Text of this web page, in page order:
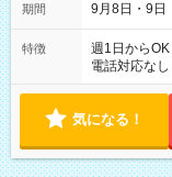
期間 9月8日・9日
特徴 週1日からOK
電話対応なし
気になる！